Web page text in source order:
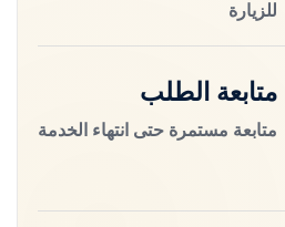
للزيارة
متابعة الطلب
متابعة مستمرة حتى انتهاء الخدمة